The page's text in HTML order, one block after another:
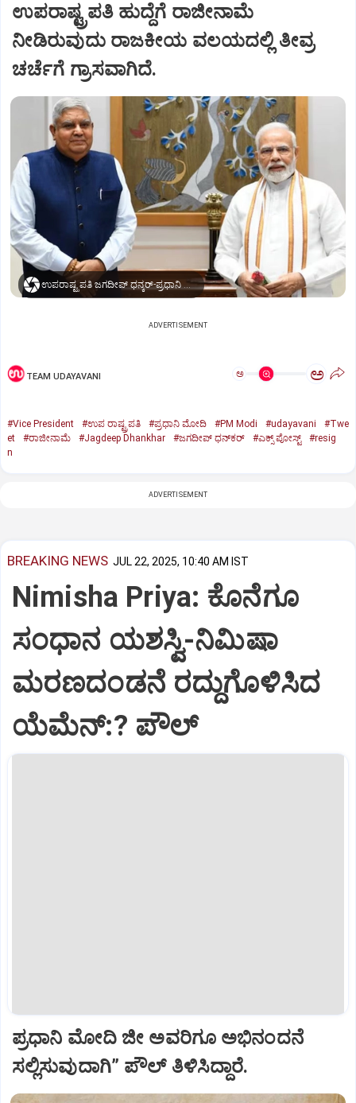
ಉಪರಾಷ್ಟ್ರಪತಿ ಹುದ್ದೆಗೆ ರಾಜೀನಾಮೆ
ನೀಡಿರುವುದು ರಾಜಕೀಯ ವಲಯದಲ್ಲಿ ತೀವ್ರ
ಚರ್ಚೆಗೆ ಗ್ರಾಸವಾಗಿದೆ.
ಉಪರಾಷ್ಟ್ರಪತಿ ಜಗದೀಪ್‌ ಧನ್ಕರ್-ಪ್ರಧಾನಿ ಮೋದಿ
ADVERTISEMENT
TEAM UDAYAVANI ಅ ಅ
#Vice President #ಉಪ ರಾಷ್ಟ್ರಪತಿ #ಪ್ರಧಾನಿ ಮೋದಿ #PM Modi #udayavani
#Twe
et
#ರಾಜೀನಾಮೆ #Jagdeep Dhankhar #ಜಗದೀಪ್‌ ಧನ್‌ಕರ್‌ #ಎಕ್ಸ್‌ ಪೋಸ್ಟ್
#resig
n
ADVERTISEMENT
BREAKING NEWS JUL 22, 2025, 10:40 AM IST
Nimisha Priya: ಕೊನೆಗೂ
ಸಂಧಾನ ಯಶಸ್ವಿ-ನಿಮಿಷಾ
ಮರಣದಂಡನೆ ರದ್ದುಗೊಳಿಸಿದ
ಯೆಮೆನ್:? ಪೌಲ್
ಪ್ರಧಾನಿ ಮೋದಿ ಜೀ ಅವರಿಗೂ ಅಭಿನಂದನೆ
ಸಲ್ಲಿಸುವುದಾಗಿ” ಪೌಲ್‌ ತಿಳಿಸಿದ್ದಾರೆ.